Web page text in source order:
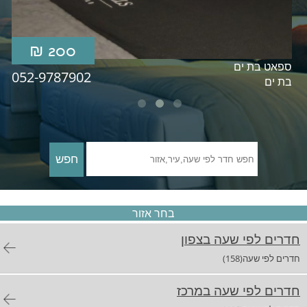
חדרים לפי שעה בהשרון
חדרים לפי שעה בנגב
חדרים לפי שעה בגליל עליון
חדרים לפי שעה בחוף הכרמל
ספאט בת ים
052-9787902 בת ים
200 ₪
בחר אזור
חדרים לפי שעה בצפון
(158)חדרים לפי שעה
חדרים לפי שעה במרכז